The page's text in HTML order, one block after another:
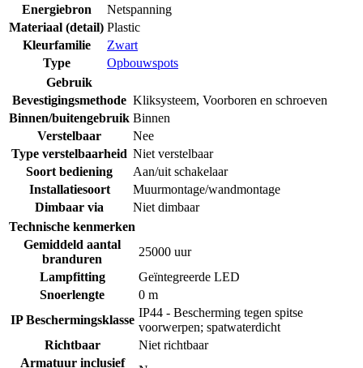
Energiebron
Netspanning
Materiaal (detail) Plastic
Kleurfamilie
Zwart
Type
Opbouwspots
Gebruik
Bevestigingsmethode Kliksysteem, Voorboren en schroeven
Binnen/buitengebruik Binnen
Verstelbaar
Nee
Type verstelbaarheid Niet verstelbaar
Soort bediening
Aan/uit schakelaar
Installatiesoort
Muurmontage/wandmontage
Dimbaar via
Niet dimbaar
Technische kenmerken
Gemiddeld aantal
branduren
25000 uur
Lampfitting
Geïntegreerde LED
Snoerlengte
0 m
IP Beschermingsklasse
IP44 - Bescherming tegen spitse
voorwerpen; spatwaterdicht
Richtbaar
Niet richtbaar
Armatuur inclusief